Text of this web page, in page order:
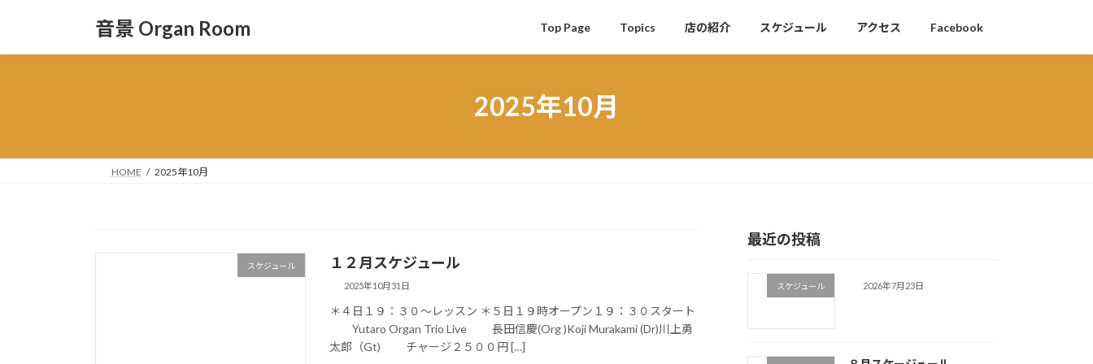
音景 Organ Room Top Page Topics 店の紹介 スケジュール アクセス Facebook
2025年10月
HOME 2025年10月
スケジュール １２月スケジュール
2025年10月31日
＊４日１９：３０〜レッスン ＊５日１９時オープン１９：３０スタート
Yutaro Organ Trio Live 長田信慶(Org )Koji Murakami (Dr)川上勇
太郎（Gt) チャージ２５００円 […]
最近の投稿
スケジュール 2026年7月23日